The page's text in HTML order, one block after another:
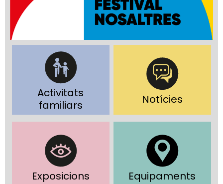
Activitats
familiars
Notícies
Exposicions Equipaments